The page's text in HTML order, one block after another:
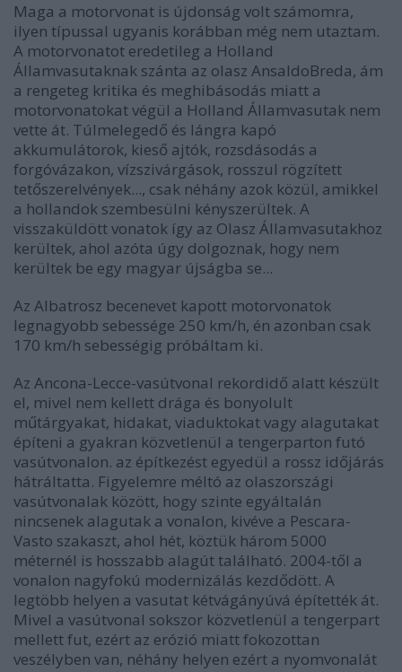
Maga a motorvonat is újdonság volt számomra,
ilyen típussal ugyanis korábban még nem utaztam.
A motorvonatot eredetileg a Holland
Államvasutaknak szánta az olasz AnsaldoBreda, ám
a rengeteg kritika és meghibásodás miatt a
motorvonatokat végül a Holland Államvasutak nem
vette át. Túlmelegedő és lángra kapó
akkumulátorok, kieső ajtók, rozsdásodás a
forgóvázakon, vízszivárgások, rosszul rögzített
tetőszerelvények..., csak néhány azok közül, amikkel
a hollandok szembesülni kényszerültek. A
visszaküldött vonatok így az Olasz Államvasutakhoz
kerültek, ahol azóta úgy dolgoznak, hogy nem
kerültek be egy magyar újságba se...
Az Albatrosz becenevet kapott motorvonatok
legnagyobb sebessége 250 km/h, én azonban csak
170 km/h sebességig próbáltam ki.
Az Ancona-Lecce-vasútvonal rekordidő alatt készült
el, mivel nem kellett drága és bonyolult
műtárgyakat, hidakat, viaduktokat vagy alagutakat
építeni a gyakran közvetlenül a tengerparton futó
vasútvonalon. az építkezést egyedül a rossz időjárás
hátráltatta. Figyelemre méltó az olaszországi
vasútvonalak között, hogy szinte egyáltalán
nincsenek alagutak a vonalon, kivéve a Pescara-
Vasto szakaszt, ahol hét, köztük három 5000
méternél is hosszabb alagút található. 2004-től a
vonalon nagyfokú modernizálás kezdődött. A
legtöbb helyen a vasutat kétvágányúvá építették át.
Mivel a vasútvonal sokszor közvetlenül a tengerpart
mellett fut, ezért az erózió miatt fokozottan
veszélyben van, néhány helyen ezért a nyomvonalát